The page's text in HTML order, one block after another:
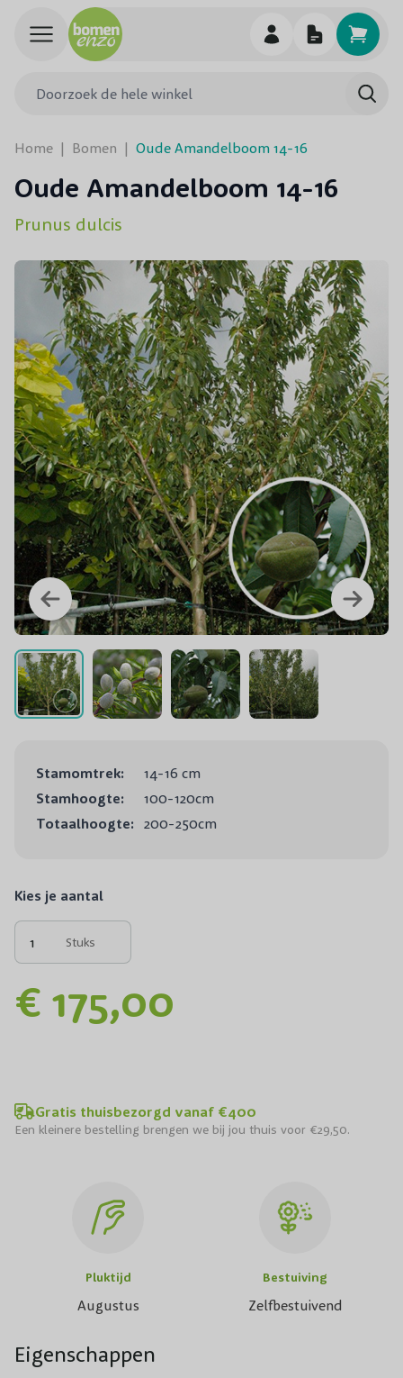
Ga naar de inhoud
Home | Bomen | Oude Amandelboom 14-16
Oude Amandelboom 14-16
Prunus dulcis
Stamomtrek:
14-16 cm
Stamhoogte:
100-120cm
Totaalhoogte: 200-250cm
Kies je aantal
Stuks
€ 175,00
Gratis thuisbezorgd vanaf €400
Een kleinere bestelling brengen we bij jou thuis voor €29,50.
Pluktijd
Augustus
Bestuiving
Zelfbestuivend
Eigenschappen